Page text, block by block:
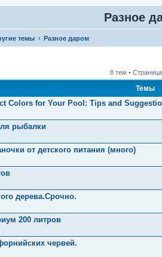
Разное
темы Разное даром
8 тем •
Темы
Colors for Your Pool: Tips and
рыбалки
от детского питания (много)
дерева.Срочно.
200 литров
червей.